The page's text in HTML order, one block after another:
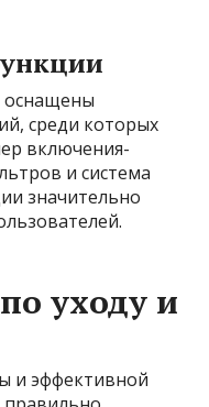
среди которых
включения-
и система
значительно
уходу и
и эффективной